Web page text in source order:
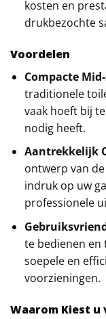
kosten en
drukbezochte
Voordelen
Compacte
traditionele
vaak hoeft bij
nodig heeft.
Aantrekkelijk
ontwerp van
indruk op uw
professionele
te bedienen
soepele en
voorzieningen.
Waarom Kiest